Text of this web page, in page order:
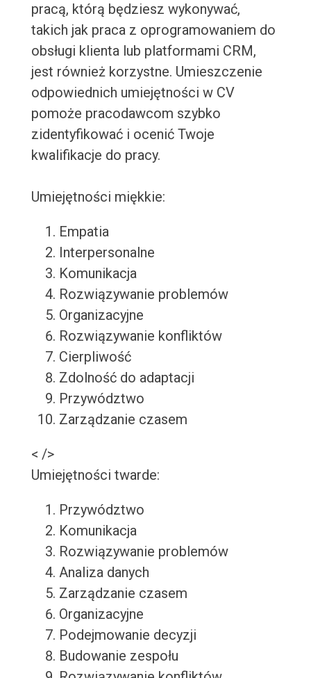
pracą, którą będziesz wykonywać,
takich jak praca z oprogramowaniem do
obsługi klienta lub platformami CRM,
jest również korzystne. Umieszczenie
odpowiednich umiejętności w CV
pomoże pracodawcom szybko
zidentyfikować i ocenić Twoje
kwalifikacje do pracy.
Umiejętności miękkie:
Empatia
Interpersonalne
Komunikacja
Rozwiązywanie problemów
Organizacyjne
Rozwiązywanie konfliktów
Cierpliwość
Zdolność do adaptacji
Przywództwo
Zarządzanie czasem
< />
Umiejętności twarde:
Przywództwo
Komunikacja
Rozwiązywanie problemów
Analiza danych
Zarządzanie czasem
Organizacyjne
Podejmowanie decyzji
Budowanie zespołu